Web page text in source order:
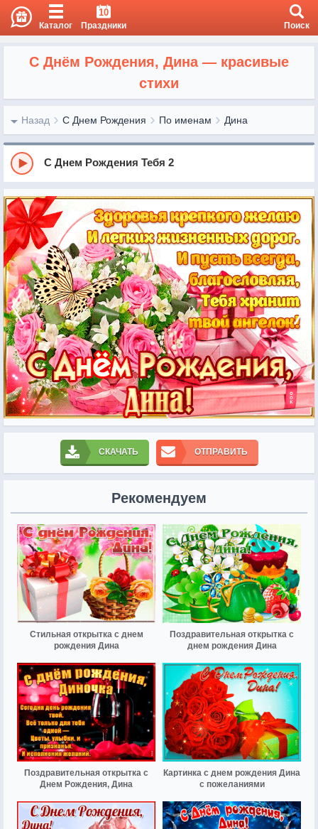
Каталог
10
Праздники Поиск
С Днём Рождения, Дина — красивые
стихи
Назад С Днем Рождения По именам Дина
С Днем Рождения Тебя 2
СКАЧАТЬ ОТПРАВИТЬ
Рекомендуем
Стильная открытка с днем
рождения Дина
Поздравительная открытка с
днем рождения Дина
Поздравительная открытка с
Днем Рождения, Дина
Картинка с днем рождения Дина
с пожеланиями